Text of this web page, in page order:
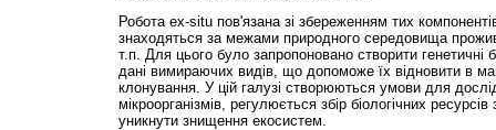
Робота ex-situ пов'язана зі збереженням тих компонентів
знаходяться за межами природного середовища
т.п. Для цього було запропоновано створити генетичні
дані вимираючих видів, що допоможе їх відновити в
клонування. У цій галузі створюються умови для
мікроорганізмів, регулюється збір біологічних
уникнути знищення екосистем.